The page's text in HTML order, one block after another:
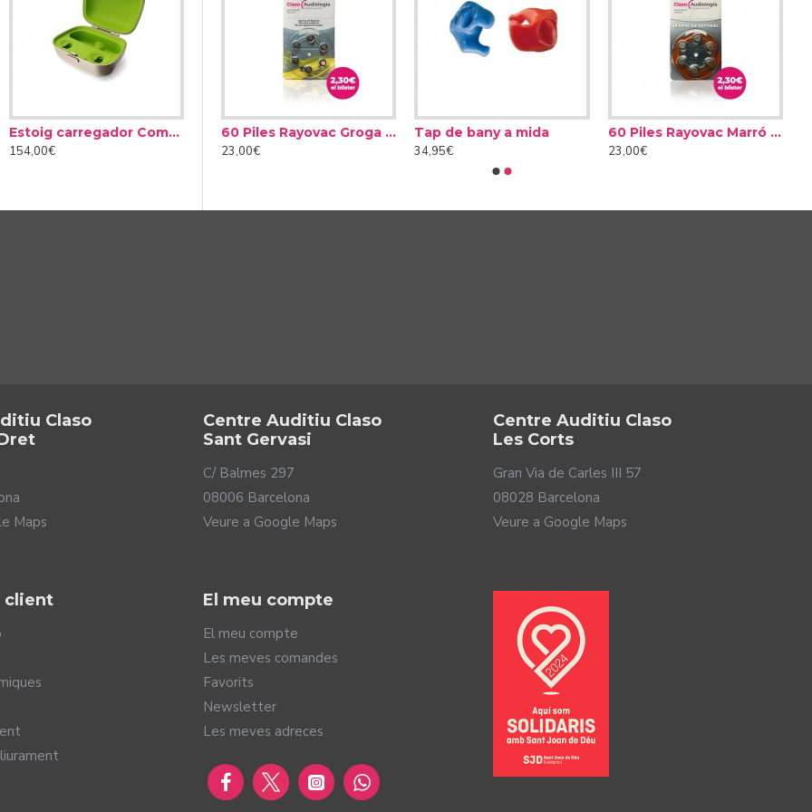
seus nous Audéo Infinio. Aquest conjunt de sistemes aconsegueix no només que escoltis més alt sinó que totes les
que entens molt més les converses a qualsevol ambient.
empenta de força extra a les veus especialment suaus o que es troben a certa distància als ambients sonors més
acabat haver d'estar especialment atent per entendre aquesta persona que sempre parla molt baixet!
sorollosos
és una de les dificultats principals que han d'afrontar les persones amb pèrdua auditiva. Per solucionar-ho, els
amb el qual poden detectar els teus gestos i moviments per aplicar aquestes dades al funcionament dels teus audiòfons.
Estoig carregador Combi BTE
154,00€
12,00€
60 Piles Rayovac Groga tipus 10 (10 packs)
23,00€
Tap de bany a mida
34,95€
60 Piles Rayovac Marró tipus 312 (10 packs)
23,00€
Claso
Maps
Centre Auditiu Claso
Sant Gervasi
C/ Balmes 297
08006 Barcelona
Veure a Google Maps
Centre Auditiu Claso
Les Corts
Gran Via de Carles III 57
08028 Barcelona
Veure a Google Maps
client El meu compte
El meu compte
Les meves comandes
Favorits
Newsletter
Les meves adreces